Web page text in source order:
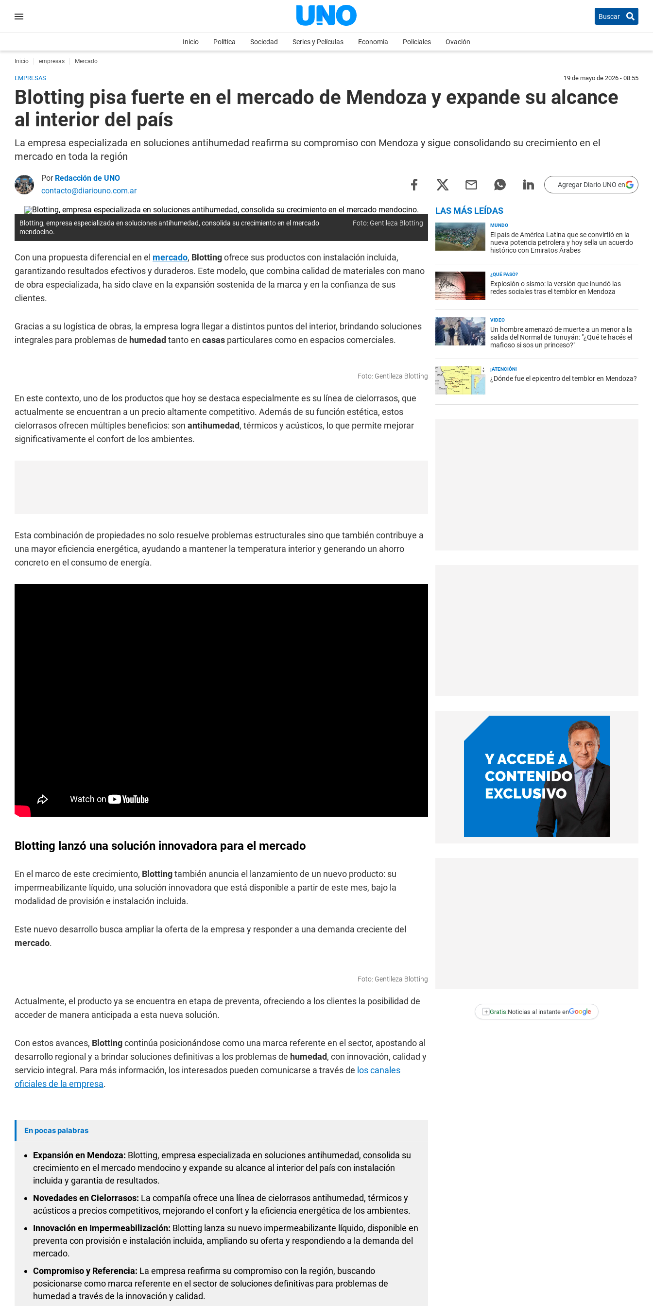
Buscar
Inicio Política Sociedad Series y Películas Economia Policiales Ovación
Inicio empresas Mercado
EMPRESAS 19 de mayo de 2026 - 08:55
Blotting pisa fuerte en el mercado de Mendoza y expande su alcance
al interior del país
La empresa especializada en soluciones antihumedad reafirma su compromiso con Mendoza y sigue consolidando su crecimiento en el
mercado en toda la región
Por Redacción de UNO
contacto@diariouno.com.ar
Agregar Diario UNO en
Blotting, empresa especializada en soluciones antihumedad, consolida su crecimiento en el mercado
mendocino.
Foto: Gentileza Blotting
Con una propuesta diferencial en el mercado, Blottingofrece sus productos con instalación incluida,
garantizando resultados efectivos y duraderos. Este modelo, que combina calidad de materiales con mano
de obra especializada, ha sido clave en la expansión sostenida de la marca y en la confianza de sus
clientes.
Gracias a su logística de obras, la empresa logra llegar a distintos puntos del interior, brindando soluciones
integrales para problemas de humedad tanto en casas particulares como en espacios comerciales.
Foto: Gentileza Blotting
En este contexto, uno de los productos que hoy se destaca especialmente es su línea de cielorrasos, que
actualmente se encuentran a un precio altamente competitivo. Además de su función estética, estos
cielorrasos ofrecen múltiples beneficios: son antihumedad, térmicos y acústicos, lo que permite mejorar
significativamente el confort de los ambientes.
Esta combinación de propiedades no solo resuelve problemas estructurales sino que también contribuye a
una mayor eficiencia energética, ayudando a mantener la temperatura interior y generando un ahorro
concreto en el consumo de energía.
Blotting lanzó una solución innovadora para el mercado
En el marco de este crecimiento, Blottingtambién anuncia el lanzamiento de un nuevo producto: su
impermeabilizante líquido, una solución innovadora que está disponible a partir de este mes, bajo la
modalidad de provisión e instalación incluida.
Este nuevo desarrollo busca ampliar la oferta de la empresa y responder a una demanda creciente del
mercado.
Foto: Gentileza Blotting
Actualmente, el producto ya se encuentra en etapa de preventa, ofreciendo a los clientes la posibilidad de
acceder de manera anticipada a esta nueva solución.
Con estos avances, Blottingcontinúa posicionándose como una marca referente en el sector, apostando al
desarrollo regional y a brindar soluciones definitivas a los problemas de humedad, con innovación, calidad y
servicio integral. Para más información, los interesados pueden comunicarse a través de los canales
oficiales de la empresa.
En pocas palabras
Expansión en Mendoza: Blotting, empresa especializada en soluciones antihumedad, consolida su
crecimiento en el mercado mendocino y expande su alcance al interior del país con instalación
incluida y garantía de resultados.
Novedades en Cielorrasos: La compañía ofrece una línea de cielorrasos antihumedad, térmicos y
acústicos a precios competitivos, mejorando el confort y la eficiencia energética de los ambientes.
Innovación en Impermeabilización: Blotting lanza su nuevo impermeabilizante líquido, disponible en
preventa con provisión e instalación incluida, ampliando su oferta y respondiendo a la demanda del
mercado.
Compromiso y Referencia: La empresa reafirma su compromiso con la región, buscando
posicionarse como marca referente en el sector de soluciones definitivas para problemas de
humedad a través de la innovación y calidad.
LAS MÁS LEÍDAS
MUNDO
El país de América Latina que se convirtió en la
nueva potencia petrolera y hoy sella un acuerdo
histórico con Emiratos Árabes
¿QUÉ PASÓ?
Explosión o sismo: la versión que inundó las
redes sociales tras el temblor en Mendoza
VIDEO
Un hombre amenazó de muerte a un menor a la
salida del Normal de Tunuyán: "¿Qué te hacés el
mafioso si sos un princeso?"
¡ATENCIÓN!
¿Dónde fue el epicentro del temblor en Mendoza?
+ Gratis:Noticias al instante en